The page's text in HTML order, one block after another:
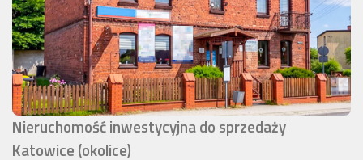
Nieruchomość inwestycyjna do sprzedaży
Katowice (okolice)